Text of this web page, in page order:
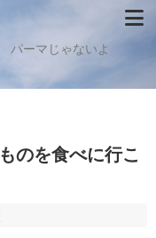
パーマじゃないよ
のを食べに行こ